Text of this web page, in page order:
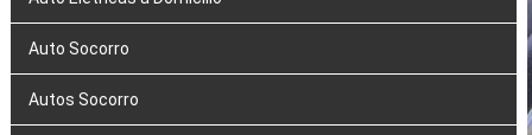
Auto Socorro
Autos Socorro